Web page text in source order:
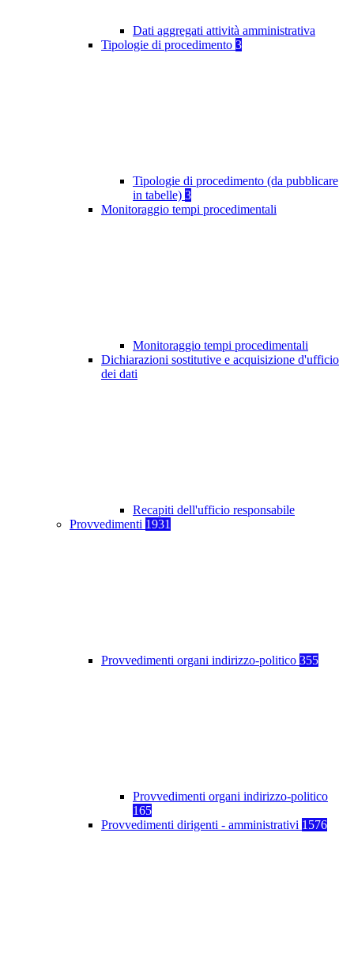
Dati aggregati attività amministrativa
Tipologie di procedimento 3
Tipologie di procedimento (da pubblicare
in tabelle) 3
Monitoraggio tempi procedimentali
Monitoraggio tempi procedimentali
Dichiarazioni sostitutive e acquisizione d'ufficio
dei dati
Recapiti dell'ufficio responsabile
Provvedimenti 1931
Provvedimenti organi indirizzo-politico 355
Provvedimenti organi indirizzo-politico
165
Provvedimenti dirigenti - amministrativi 1576